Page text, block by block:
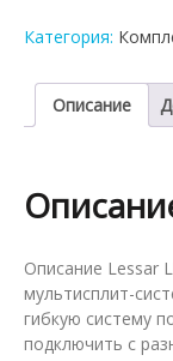
на
комнаты
Lessar
+
LS-
Категория:
Описание
Описание Lessar
мультисплит-
гибкую систему
подключить с